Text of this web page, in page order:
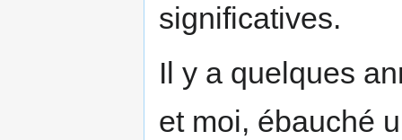
significatives.
Il y a quelques
et moi, ébauché